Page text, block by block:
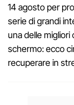
14 agosto per
serie di grandi
una delle
schermo: ecco
recuperare in